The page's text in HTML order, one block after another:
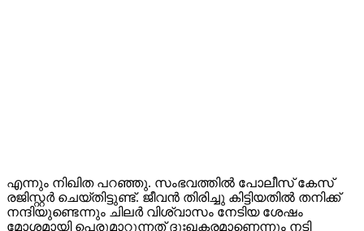
എന്നും നിഖിത പറഞ്ഞു. സംഭവത്തില്‍ പോലീസ് കേസ്
രജിസ്റ്റര്‍ ചെയ്തിട്ടുണ്ട്. ജീവന്‍ തിരിച്ചു കിട്ടിയതില്‍ തനിക്ക്
നന്ദിയുണ്ടെന്നും ചിലര്‍ വിശ്വാസം നേടിയ ശേഷം
മോശമായി പെരുമാറുന്നത് ദുഃഖകരമാണെന്നും നടി